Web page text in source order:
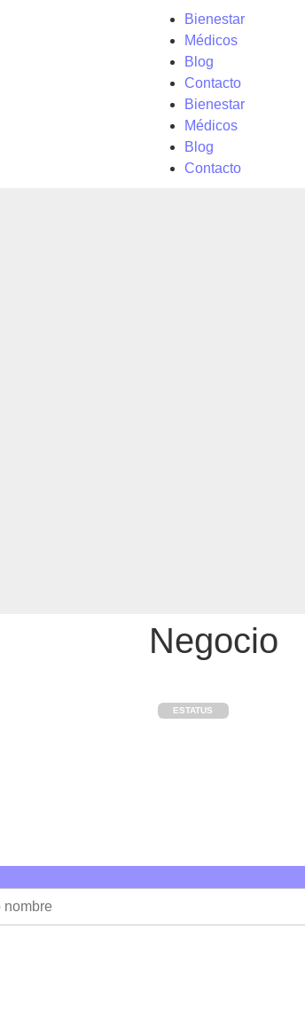
Bienestar
Médicos
Blog
Contacto
Bienestar
Médicos
Blog
Contacto
Negocio
ESTATUS